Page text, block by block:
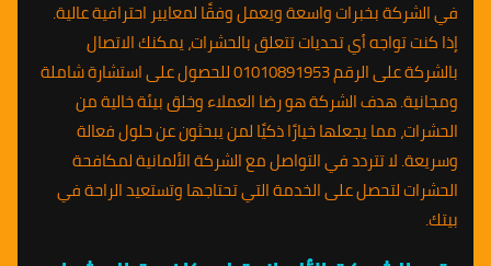
في الشركة بخبرات واسعة ويعمل وفقًا لمعايير احترافية عالية.
إذا كنت تواجه أي تحديات تتعلق بالحشرات، يمكنك الاتصال
بالشركة على الرقم 01010891953 للحصول على استشارة شاملة
ومجانية. هدف الشركة هو رضا العملاء وخلق بيئة خالية من
الحشرات، مما يجعلها خيارًا ذكيًا لمن يبحثون عن حلول فعالة
وسريعة. لا تتردد في التواصل مع الشركة الألمانية لمكافحة
الحشرات لتحصل على الخدمة التي تحتاجها وتستعيد الراحة في
بيتك.